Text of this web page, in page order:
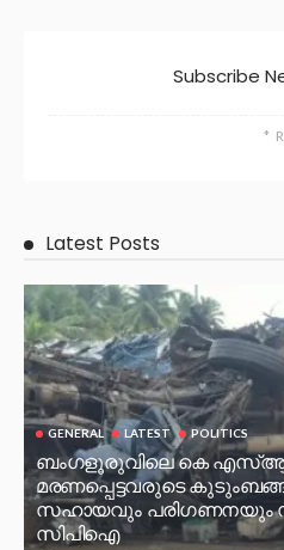
Subscribe
Latest Posts
GENERAL LATEST POLITICS
ബംഗളൂരുവിലെ കെ
മരണപ്പെട്ടവരുടെ
സഹായവും പരിഗണനയും
സിപിഐ